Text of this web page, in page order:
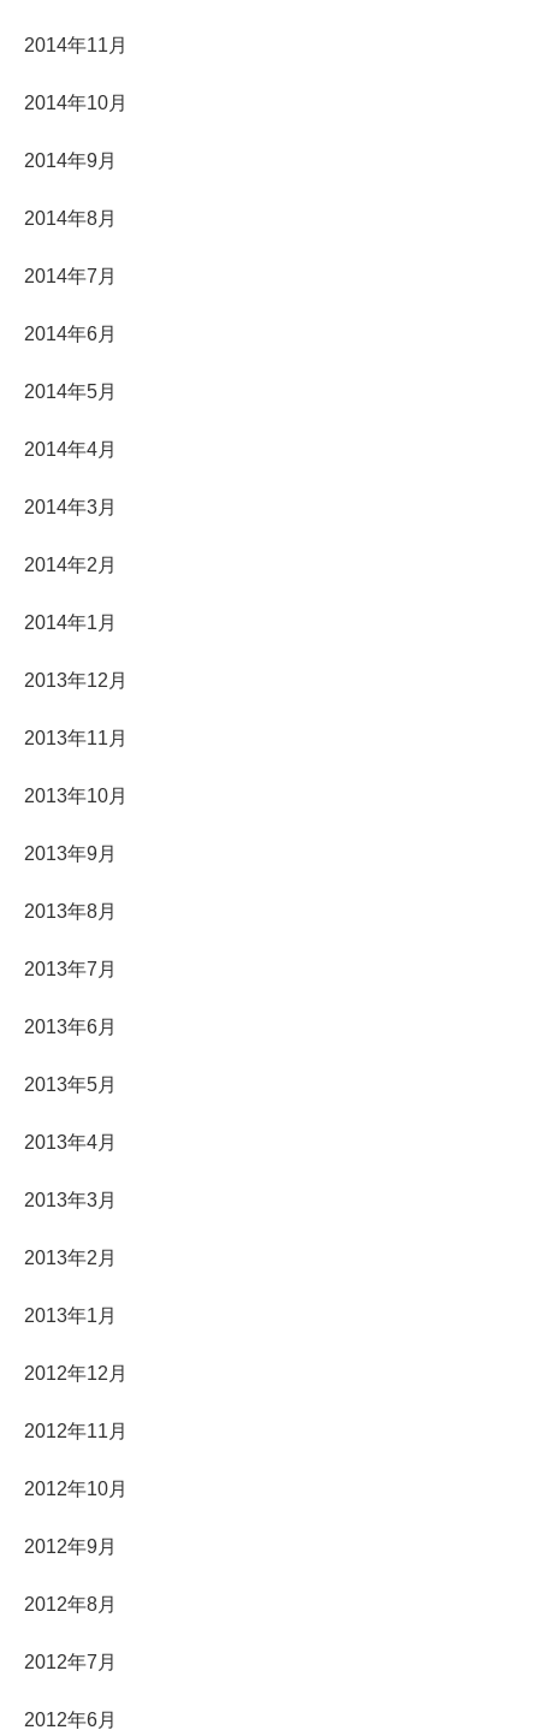
2014年11月
2014年10月
2014年9月
2014年8月
2014年7月
2014年6月
2014年5月
2014年4月
2014年3月
2014年2月
2014年1月
2013年12月
2013年11月
2013年10月
2013年9月
2013年8月
2013年7月
2013年6月
2013年5月
2013年4月
2013年3月
2013年2月
2013年1月
2012年12月
2012年11月
2012年10月
2012年9月
2012年8月
2012年7月
2012年6月